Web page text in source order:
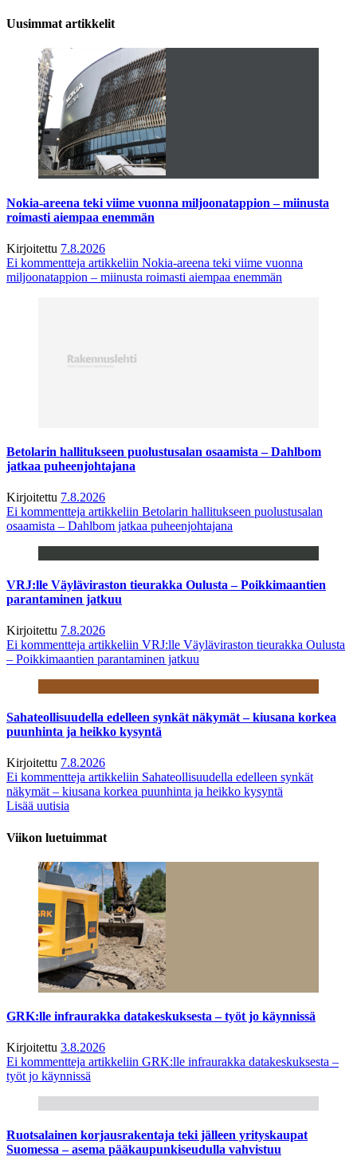
Uusimmat artikkelit
Nokia-areena teki viime vuonna miljoonatappion – miinusta
roimasti aiempaa enemmän
Kirjoitettu 7.8.2026
Ei kommentteja artikkeliin Nokia-areena teki viime vuonna
miljoonatappion – miinusta roimasti aiempaa enemmän
Betolarin hallitukseen puolustusalan osaamista – Dahlbom
jatkaa puheenjohtajana
Kirjoitettu 7.8.2026
Ei kommentteja artikkeliin Betolarin hallitukseen puolustusalan
osaamista – Dahlbom jatkaa puheenjohtajana
VRJ:lle Väyläviraston tieurakka Oulusta – Poikkimaantien
parantaminen jatkuu
Kirjoitettu 7.8.2026
Ei kommentteja artikkeliin VRJ:lle Väyläviraston tieurakka Oulusta
– Poikkimaantien parantaminen jatkuu
Sahateollisuudella edelleen synkät näkymät – kiusana korkea
puunhinta ja heikko kysyntä
Kirjoitettu 7.8.2026
Ei kommentteja artikkeliin Sahateollisuudella edelleen synkät
näkymät – kiusana korkea puunhinta ja heikko kysyntä
Lisää uutisia
Viikon luetuimmat
GRK:lle infraurakka datakeskuksesta – työt jo käynnissä
Kirjoitettu 3.8.2026
Ei kommentteja artikkeliin GRK:lle infraurakka datakeskuksesta –
työt jo käynnissä
Ruotsalainen korjausrakentaja teki jälleen yrityskaupat
Suomessa – asema pääkaupunkiseudulla vahvistuu